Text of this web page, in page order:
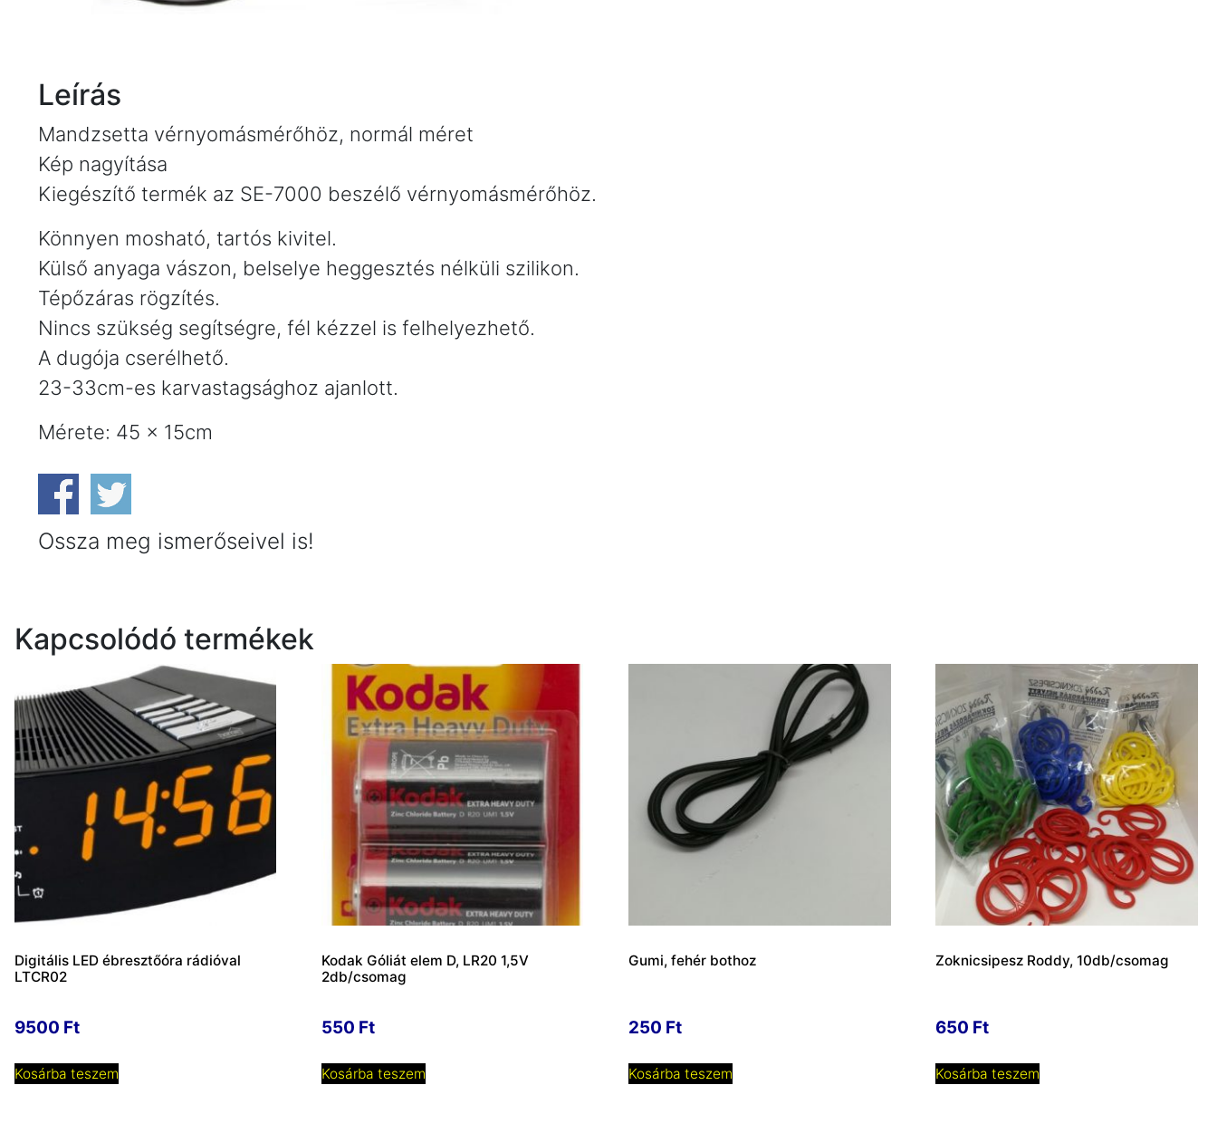
Leírás
Mandzsetta vérnyomásmérőhöz, normál méret
Kép nagyítása
Kiegészítő termék az SE-7000 beszélő vérnyomásmérőhöz.
Könnyen mosható, tartós kivitel.
Külső anyaga vászon, belselye heggesztés nélküli szilikon.
Tépőzáras rögzítés.
Nincs szükség segítségre, fél kézzel is felhelyezhető.
A dugója cserélhető.
23-33cm-es karvastagsághoz ajanlott.
Mérete: 45 x 15cm
Ossza meg ismerőseivel is!
Kapcsolódó termékek
Digitális LED ébresztőóra rádióval
LTCR02
9500 Ft
Kosárba teszem
Kodak Góliát elem D, LR20 1,5V
2db/csomag
550 Ft
Kosárba teszem
Gumi, fehér bothoz
250 Ft
Kosárba teszem
Zoknicsipesz Roddy, 10db/csomag
650 Ft
Kosárba teszem